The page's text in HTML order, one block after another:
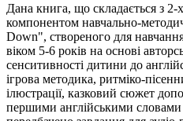
Дана книга, що складається з
компонентом навчально-
Down", створеного для
віком 5-6 років на основі
сенситивності дитини до
ігрова методика, ритміко-
ілюстрації, казковий сюжет
першими англійськими словами